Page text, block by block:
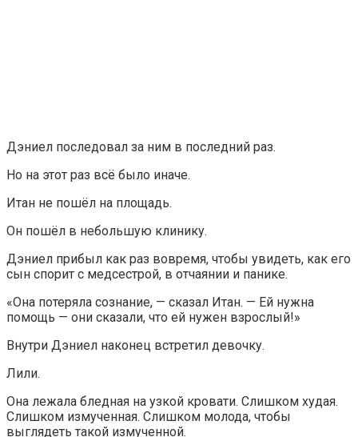
Дэниел последовал за ним в последний раз.
Но на этот раз всё было иначе.
Итан не пошёл на площадь.
Он пошёл в небольшую клинику.
Дэниел прибыл как раз вовремя, чтобы увидеть, как его
сын спорит с медсестрой, в отчаянии и панике.
«Она потеряла сознание, — сказал Итан. — Ей нужна
помощь — они сказали, что ей нужен взрослый!»
Внутри Дэниел наконец встретил девочку.
Лили.
Она лежала бледная на узкой кровати. Слишком худая.
Слишком измученная. Слишком молода, чтобы
выглядеть такой измученной.